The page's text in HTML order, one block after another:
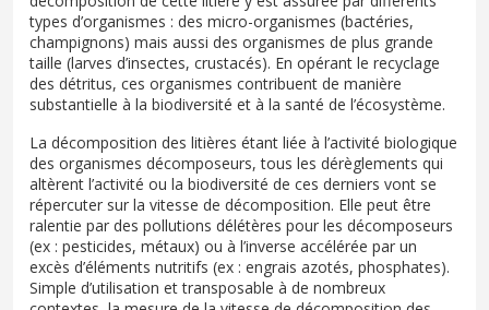
types d’organismes : des micro-organismes (bactéries,
champignons) mais aussi des organismes de plus grande
taille (larves d’insectes, crustacés). En opérant le recyclage
des détritus, ces organismes contribuent de manière
substantielle à la biodiversité et à la santé de l’écosystème.
La décomposition des litières étant liée à l’activité biologique
des organismes décomposeurs, tous les dérèglements qui
altèrent l’activité ou la biodiversité de ces derniers vont se
répercuter sur la vitesse de décomposition. Elle peut être
ralentie par des pollutions délétères pour les décomposeurs
(ex : pesticides, métaux) ou à l’inverse accélérée par un
excès d’éléments nutritifs (ex : engrais azotés, phosphates).
Simple d’utilisation et transposable à de nombreux